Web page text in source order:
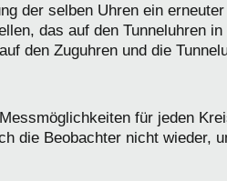
der selben Uhren ein
das auf den Tunneluhren
den Zuguhren und die
für jeden
die Beobachter nicht wieder,